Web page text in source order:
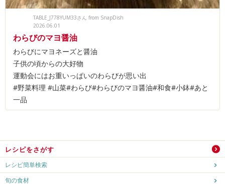
TABLE_J778YUM33さん from SnapDish
2026.06.01
わらびのマヨ醤油
わらびにマヨネーズと醤油
子供の頃からの大好物
運動会にはお重いっぱいのわらびが思い出
#野菜料理 #山菜#わらび#わらびのマヨ醤油#和食#小鉢#あと
一品
レシピをさがす
レシピ簡単検索
旬の食材